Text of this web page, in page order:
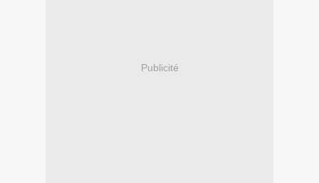
Publicité